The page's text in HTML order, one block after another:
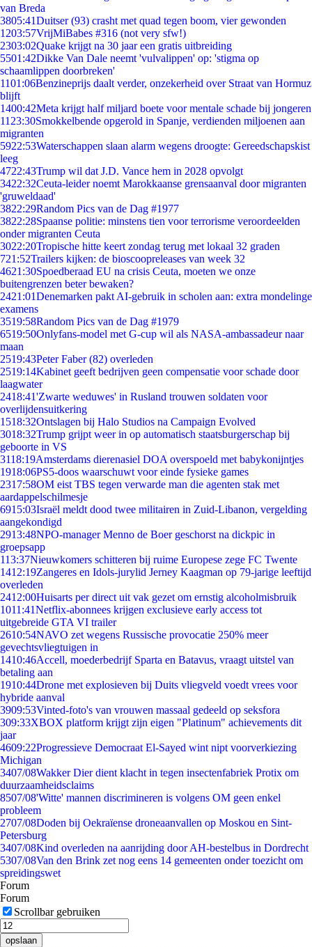
van Breda
3805:41Duitser (93) crasht met quad tegen boom, vier gewonden
1203:57VrijMiBabes #316 (not very sfw!)
2303:02Quake krijgt na 30 jaar een gratis uitbreiding
5501:42Dikke Van Dale neemt 'vulvalippen' op: 'stigma op
schaamlippen doorbreken'
1101:06Benzineprijs daalt verder, onzekerheid over Straat van Hormuz
blijft
1400:42Meta krijgt half miljard boete voor mentale schade bij jongeren
11 23:30Smokkelbende opgerold in Spanje, verdienden miljoenen aan
migranten
5922:53Waterschappen slaan alarm wegens droogte: Gereedschapskist
leeg
4722:43Trump wil dat J.D. Vance hem in 2028 opvolgt
3422:32Ceuta-leider noemt Marokkaanse grensaanval door migranten
'gruweldaad'
3822:29Random Pics van de Dag #1977
3822:28Spaanse politie: minstens tien voor terrorisme veroordeelden
onder migranten Ceuta
3022:20Tropische hitte keert zondag terug met lokaal 32 graden
721:52Trailers kijken: de bioscoopreleases van week 32
4621:30Spoedberaad EU na crisis Ceuta, moeten we onze
buitengrenzen beter bewaken?
2421:01Denemarken pakt AI-gebruik in scholen aan: extra mondelinge
examens
3519:58Random Pics van de Dag #1979
6519:50Onlyfans-model met G-cup wil als NASA-ambassadeur naar
maan
2519:43Peter Faber (82) overleden
2519:14Kabinet geeft bedrijven geen compensatie voor schade door
laagwater
2418:41'Zwarte weduwes' in Rusland trouwen soldaten voor
overlijdensuitkering
1518:32Ontslagen bij Halo Studios na Campaign Evolved
3018:32Trump grijpt weer in op automatisch staatsburgerschap bij
geboorte in VS
3118:19Amsterdams dierenasiel DOA overspoeld met babykonijntjes
1918:06PS5-doos waarschuwt voor einde fysieke games
2317:58OM eist TBS tegen verwarde man die agenten stak met
aardappelschilmesje
6915:03Israël meldt dood twee militairen in Zuid-Libanon, vergelding
aangekondigd
2913:48NPO-manager Menno de Boer geschorst na dickpic in
groepsapp
113:37Nieuwkomers schitteren bij ruime Europese zege FC Twente
1412:19Zangeres en Idols-jurylid Jerney Kaagman op 79-jarige leeftijd
overleden
2412:00Huisarts per direct uit vak gezet om ernstig alcoholmisbruik
1011:41Netflix-abonnees krijgen exclusieve early access tot
uitgebreide GTA VI trailer
2610:54NAVO zet wegens Russische provocatie 250% meer
gevechtsvliegtuigen in
1410:46Accell, moederbedrijf Sparta en Batavus, vraagt uitstel van
betaling aan
1910:44Drone met explosieven bij Duits vliegveld voedt vrees voor
hybride aanval
3909:53Vinted-foto's van vrouwen massaal gedeeld op seksfora
309:33XBOX platform krijgt zijn eigen "Platinum" achievements dit
jaar
4609:22Progressieve Democraat El-Sayed wint nipt voorverkiezing
Michigan
3407/08Wakker Dier dient klacht in tegen insectenfabriek Protix om
duurzaamheidsclaims
8507/08'Witte' mannen discrimineren is volgens OM geen enkel
probleem
2707/08Doden bij Oekraïense droneaanvallen op Moskou en Sint-
Petersburg
3407/08Kind overleden na aanrijding door AH-bestelbus in Dordrecht
5307/08Van den Brink zet nog eens 14 gemeenten onder toezicht om
spreidingswet
Forum
Forum
Scrollbar gebruiken
opslaan